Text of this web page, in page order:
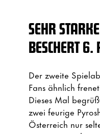
SEHR
BESCHERT 6.
Der zweite
Fans ähnlich
Dieses Mal
zwei feurige
Österreich nur